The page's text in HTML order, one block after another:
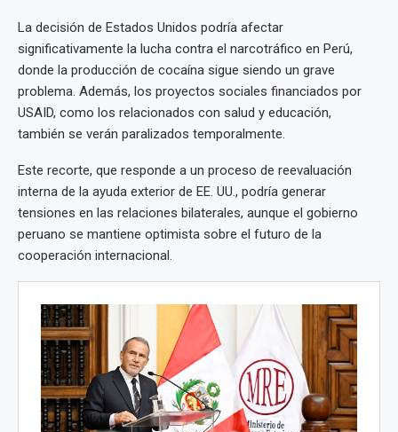
La decisión de Estados Unidos podría afectar
significativamente la lucha contra el narcotráfico en Perú,
donde la producción de cocaína sigue siendo un grave
problema. Además, los proyectos sociales financiados por
USAID, como los relacionados con salud y educación,
también se verán paralizados temporalmente.
Este recorte, que responde a un proceso de reevaluación
interna de la ayuda exterior de EE. UU., podría generar
tensiones en las relaciones bilaterales, aunque el gobierno
peruano se mantiene optimista sobre el futuro de la
cooperación internacional.